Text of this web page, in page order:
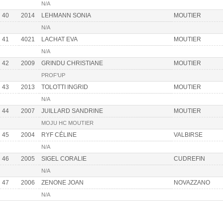
N/A
40 2014 LEHMANN SONIA MOUTIER
N/A
41 4021 LACHAT EVA MOUTIER
N/A
42 2009 GRINDU CHRISTIANE MOUTIER
PROF'UP
43 2013 TOLOTTI INGRID MOUTIER
N/A
44 2007 JUILLARD SANDRINE MOUTIER
MOJU HC MOUTIER
45 2004 RYF CÉLINE VALBIRSE
N/A
46 2005 SIGEL CORALIE CUDREFIN
N/A
47 2006 ZENONE JOAN NOVAZZANO
N/A